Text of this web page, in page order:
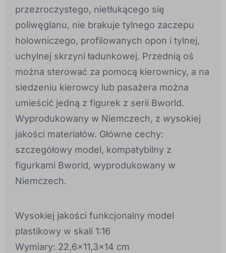
przezroczystego, nietłukącego się
poliwęglanu, nie brakuje tylnego zaczepu
holowniczego, profilowanych opon i tylnej,
uchylnej skrzyni ładunkowej. Przednią oś
można sterować za pomocą kierownicy, a na
siedzeniu kierowcy lub pasażera można
umieścić jedną z figurek z serii Bworld.
Wyprodukowany w Niemczech, z wysokiej
jakości materiałów. Główne cechy:
szczegółowy model, kompatybilny z
figurkami Bworld, wyprodukowany w
Niemczech.
Wysokiej jakości funkcjonalny model
plastikowy w skali 1:16
Wymiary: 22,6x11,3x14 cm